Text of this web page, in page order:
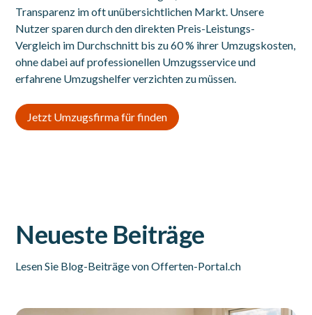
Transparenz im oft unübersichtlichen Markt. Unsere
Nutzer sparen durch den direkten Preis-Leistungs-
Vergleich im Durchschnitt bis zu 60 % ihrer Umzugskosten,
ohne dabei auf professionellen Umzugsservice und
erfahrene Umzugshelfer verzichten zu müssen.
Jetzt Umzugsfirma für finden
Neueste Beiträge
Lesen Sie Blog-Beiträge von Offerten-Portal.ch